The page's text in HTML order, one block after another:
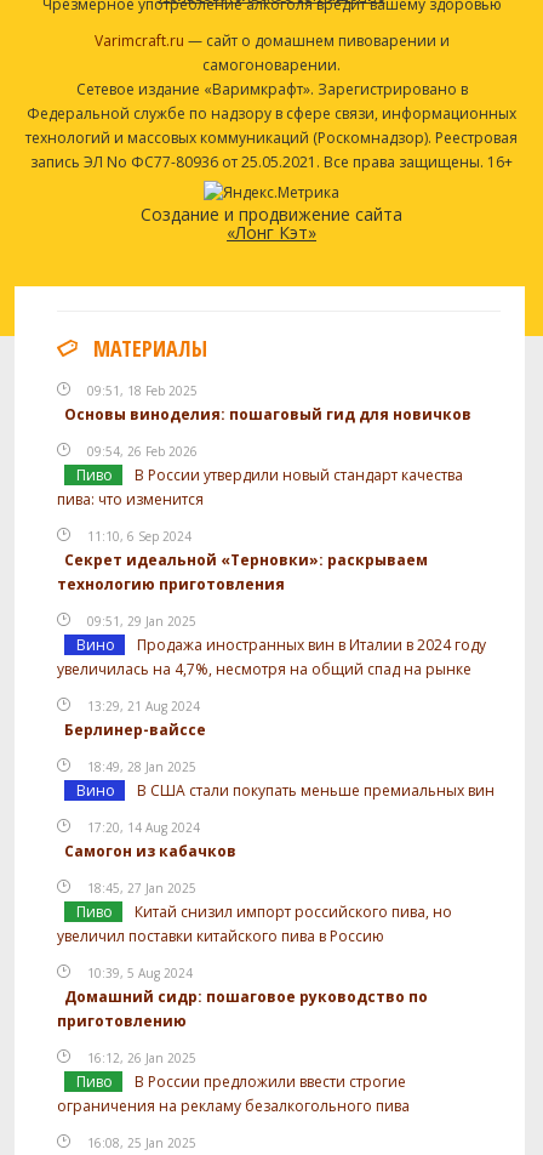
Чрезмерное употребление алкоголя вредит вашему здоровью
Varimcraft.ru — сайт о домашнем пивоварении и
самогоноварении.
Сетевое издание «Варимкрафт». Зарегистрировано в
Федеральной службе по надзору в сфере связи, информационных
технологий и массовых коммуникаций (Роскомнадзор). Реестровая
запись ЭЛ No ФС77-80936 от 25.05.2021. Все права защищены. 16+
Создание и продвижение сайта
«Лонг Кэт»
МАТЕРИАЛЫ
09:51, 18 Feb 2025
Основы виноделия: пошаговый гид для новичков
09:54, 26 Feb 2026
Пиво
В России утвердили новый стандарт качества
пива: что изменится
11:10, 6 Sep 2024
Секрет идеальной «Терновки»: раскрываем
технологию приготовления
09:51, 29 Jan 2025
Вино
Продажа иностранных вин в Италии в 2024 году
увеличилась на 4,7%, несмотря на общий спад на рынке
13:29, 21 Aug 2024
Берлинер-вайссе
18:49, 28 Jan 2025
Вино В США стали покупать меньше премиальных вин
17:20, 14 Aug 2024
Самогон из кабачков
18:45, 27 Jan 2025
Пиво
Китай снизил импорт российского пива, но
увеличил поставки китайского пива в Россию
10:39, 5 Aug 2024
Домашний сидр: пошаговое руководство по
приготовлению
16:12, 26 Jan 2025
Пиво
В России предложили ввести строгие
ограничения на рекламу безалкогольного пива
16:08, 25 Jan 2025